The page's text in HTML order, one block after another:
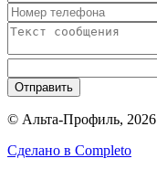
Отправить
© Альта-Профиль, 2026
Сделано в Completo